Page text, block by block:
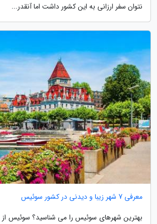
نتوان سفر ارزانی به این کشور داشت اما آنقدر...
معرفی 7 شهر زیبا و دیدنی در کشور سوئیس
بهترین شهرهای سوئیس را می شناسید؟ سوئیس از